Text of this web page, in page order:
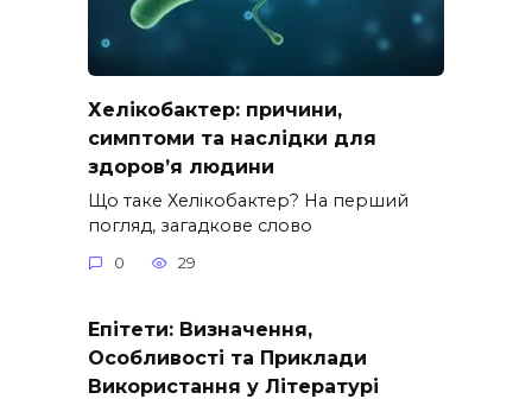
Хелікобактер: причини,
симптоми та наслідки для
здоров’я людини
Що таке Хелікобактер? На перший
погляд, загадкове слово
0 29
Епітети: Визначення,
Особливості та Приклади
Використання у Літературі